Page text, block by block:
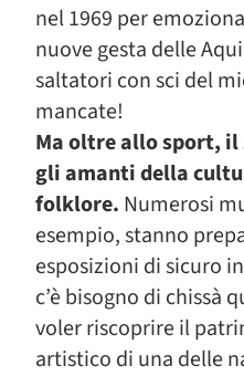
nel 1969 per
nuove gesta delle
saltatori con sci del
mancate!
Ma oltre allo sport, il
gli amanti della
folklore. Numerosi
esempio, stanno
esposizioni di sicuro
c’è bisogno di chissà
voler riscoprire il
artistico di una delle